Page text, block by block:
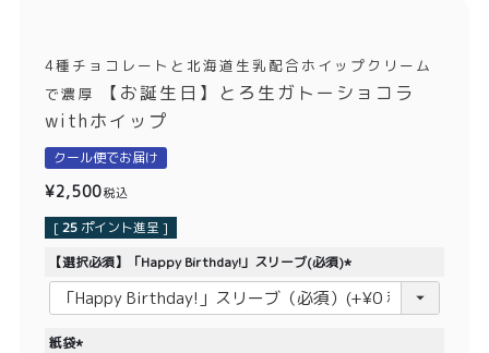
価格別
〜¥1,999
TOP
読みもの
商品
4種チョコレートと北海道生乳配合ホイップクリーム
で濃厚
【お誕生日】とろ生ガトーショコラ
withホイップ
クール便でお届け
¥2,500税込
[25 ポイント進呈 ]
【選択必須】「Happy Birthday!」スリーブ(必須)
(
必
紙袋